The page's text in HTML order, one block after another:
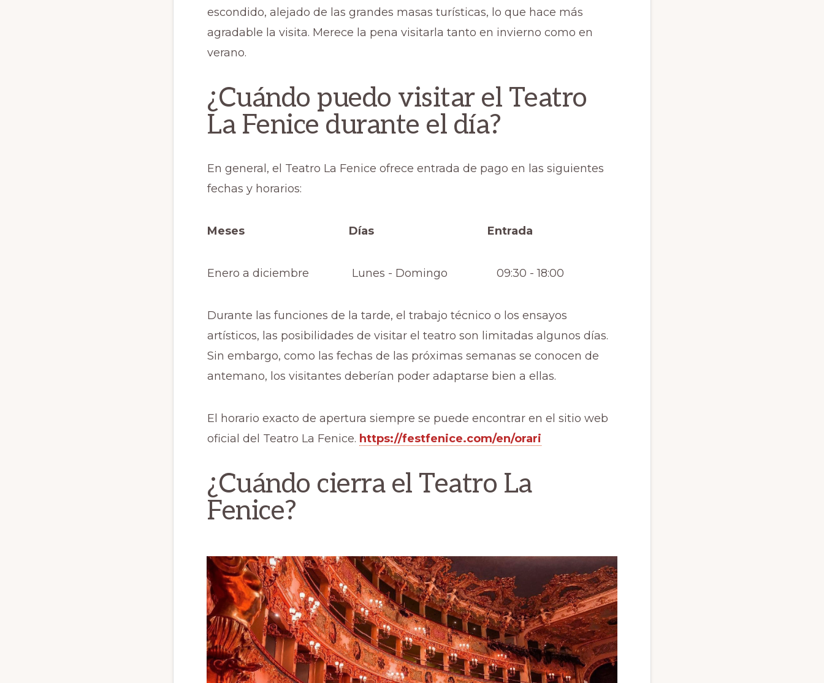
escondido, alejado de las grandes masas turísticas, lo que hace más
agradable la visita. Merece la pena visitarla tanto en invierno como en
verano.
¿Cuándo puedo visitar el Teatro
La Fenice durante el día?
En general, el Teatro La Fenice ofrece entrada de pago en las siguientes
fechas y horarios:
Meses Días Entrada
Enero a diciembre Lunes - Domingo 09:30 - 18:00
Durante las funciones de la tarde, el trabajo técnico o los ensayos
artísticos, las posibilidades de visitar el teatro son limitadas algunos días.
Sin embargo, como las fechas de las próximas semanas se conocen de
antemano, los visitantes deberían poder adaptarse bien a ellas.
El horario exacto de apertura siempre se puede encontrar en el sitio web
oficial del Teatro La Fenice. https://festfenice.com/en/orari
¿Cuándo cierra el Teatro La
Fenice?